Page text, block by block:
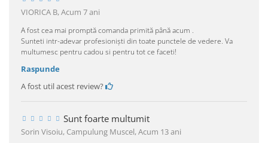
VIORICA B,Acum 7 ani
A fost cea mai promptă comanda primită până acum .
Sunteti intr-adevar profesioniști din toate punctele de vedere. Va
multumesc pentru cadou si pentru tot ce faceti!
Raspunde
A fost util acest review?
Sunt foarte multumit
Sorin Visoiu, Campulung Muscel,Acum 13 ani